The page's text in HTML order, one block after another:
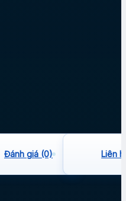
Đánh giá (0) Liên